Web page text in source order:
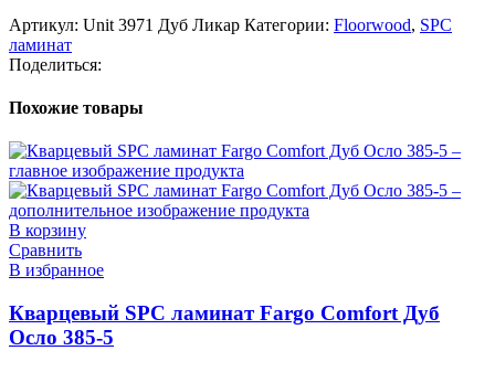
Артикул: Unit 3971 Дуб Ликар Категории: Floorwood, SPC
ламинат
Поделиться:
Похожие товары
В корзину
Сравнить
В избранное
Кварцевый SPC ламинат Fargo Comfort Дуб
Осло 385-5